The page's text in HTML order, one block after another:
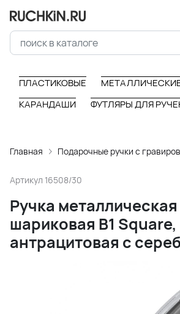
ПЛАСТИКОВЫЕ
КАРАНДАШИ
ФУТЛЯРЫ ДЛЯ
Главная Подарочные ручки с
Артикул 16508/30
Ручка металлическая
шариковая B1 Square,
антрацитовая с